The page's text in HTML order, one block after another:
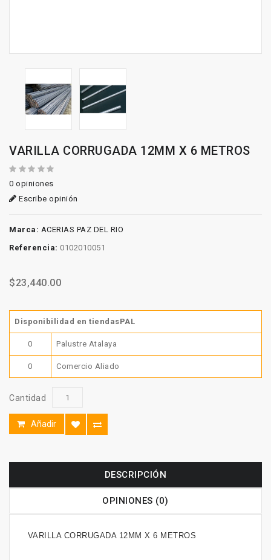
VARILLA CORRUGADA 12MM X 6 METROS
0 opiniones
Escribe opinión
Marca: ACERIAS PAZ DEL RIO
Referencia: 0102010051
$23,440.00
Disponibilidad en tiendasPAL
0 Palustre Atalaya
0 Comercio Aliado
Cantidad
Añadir
DESCRIPCIÓN
OPINIONES (0)
VARILLA CORRUGADA 12MM X 6 METROS